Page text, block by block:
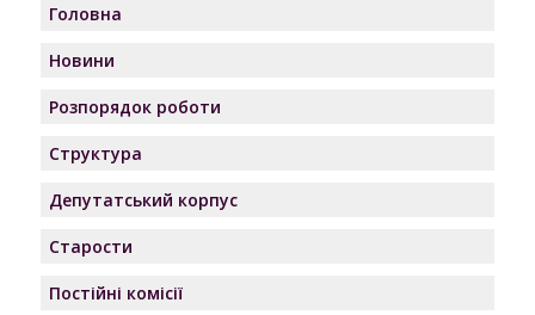
Головна
Новини
Розпорядок роботи
Структура
Депутатський корпус
Старости
Постійні комісії